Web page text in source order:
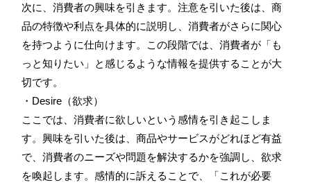
次に、消費者の興味を引きます。注意を引いた後は、商
品の特徴や利点を具体的に説明し、消費者がさらに関心
を持つように仕向けます。この段階では、消費者が「も
っと知りたい」と感じるような情報を提供することが大
切です。
・Desire（欲求）
ここでは、消費者に欲しいという感情を引き起こしま
す。興味を引いた後は、商品やサービスがどれほど有益
で、消費者のニーズや問題を解決するかを強調し、欲求
を喚起します。感情的に訴えることで、「これが必要